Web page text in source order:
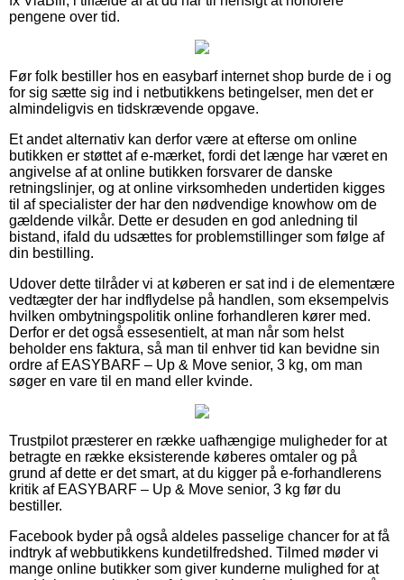
pengene over tid.
Før folk bestiller hos en easybarf internet shop burde de i og
for sig sætte sig ind i netbutikkens betingelser, men det er
almindeligvis en tidskrævende opgave.
Et andet alternativ kan derfor være at efterse om online
butikken er støttet af e-mærket, fordi det længe har været en
angivelse af at online butikken forsvarer de danske
retningslinjer, og at online virksomheden undertiden kigges
til af specialister der har den nødvendige knowhow om de
gældende vilkår. Dette er desuden en god anledning til
bistand, ifald du udsættes for problemstillinger som følge af
din bestilling.
Udover dette tilråder vi at køberen er sat ind i de elementære
vedtægter der har indflydelse på handlen, som eksempelvis
hvilken ombytningspolitik online forhandleren kører med.
Derfor er det også essesentielt, at man når som helst
beholder ens faktura, så man til enhver tid kan bevidne sin
ordre af EASYBARF – Up & Move senior, 3 kg, om man
søger en vare til en mand eller kvinde.
Trustpilot præsterer en række uafhængige muligheder for at
betragte en række eksisterende køberes omtaler og på
grund af dette er det smart, at du kigger på e-forhandlerens
kritik af EASYBARF – Up & Move senior, 3 kg før du
bestiller.
Facebook byder på også aldeles passelige chancer for at få
indtryk af webbutikkens kundetilfredshed. Tilmed møder vi
mange online butikker som giver kunderne mulighed for at